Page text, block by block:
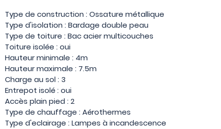
Type de construction : Ossature métallique
Type d'isolation : Bardage double peau
Type de toiture : Bac acier multicouches
Toiture isolée : oui
Hauteur minimale : 4m
Hauteur maximale : 7.5m
Charge au sol : 3
Entrepot isolé : oui
Accès plain pied : 2
Type de chauffage : Aérothermes
Type d'eclairage : Lampes à incandescence